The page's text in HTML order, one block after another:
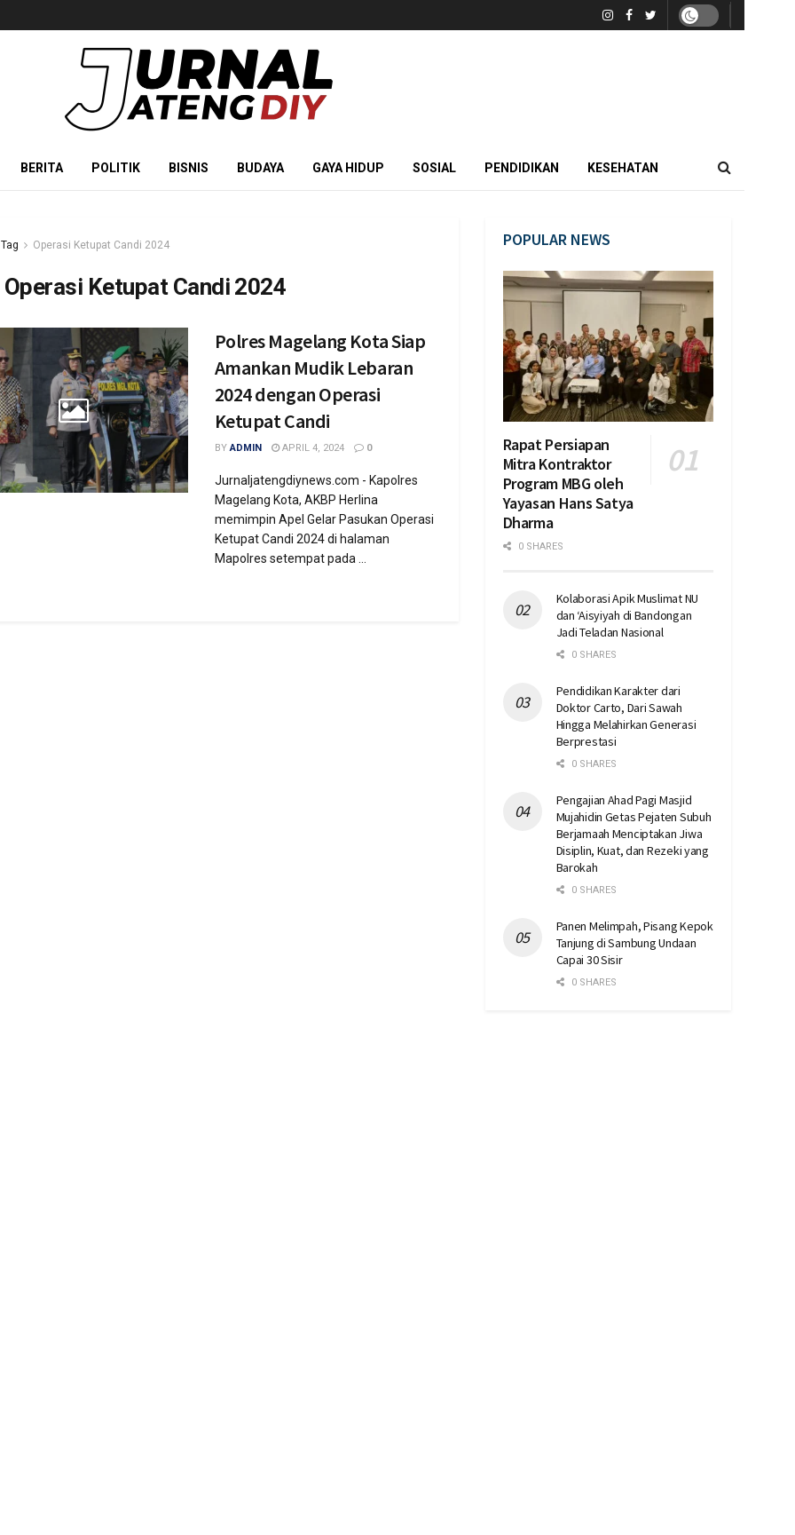
BERITA POLITIK BISNIS BUDAYA GAYA HIDUP SOSIAL PENDIDIKAN KESEHATAN
Tag Operasi Ketupat Candi 2024
Operasi Ketupat Candi 2024
Polres Magelang Kota Siap
Amankan Mudik Lebaran
2024 dengan Operasi
Ketupat Candi
BY ADMIN APRIL 4, 2024 0
Jurnaljatengdiynews.com - Kapolres
Magelang Kota, AKBP Herlina
memimpin Apel Gelar Pasukan Operasi
Ketupat Candi 2024 di halaman
Mapolres setempat pada ...
POPULAR NEWS
Rapat Persiapan
Mitra Kontraktor
Program MBG oleh
Yayasan Hans Satya
Dharma
0 SHARES
Kolaborasi Apik Muslimat NU
dan ‘Aisyiyah di Bandongan
Jadi Teladan Nasional
0 SHARES
Pendidikan Karakter dari
Doktor Carto, Dari Sawah
Hingga Melahirkan Generasi
Berprestasi
0 SHARES
Pengajian Ahad Pagi Masjid
Mujahidin Getas Pejaten Subuh
Berjamaah Menciptakan Jiwa
Disiplin, Kuat, dan Rezeki yang
Barokah
0 SHARES
Panen Melimpah, Pisang Kepok
Tanjung di Sambung Undaan
Capai 30 Sisir
0 SHARES